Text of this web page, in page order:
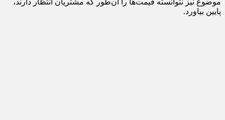
پایین بیاورد.